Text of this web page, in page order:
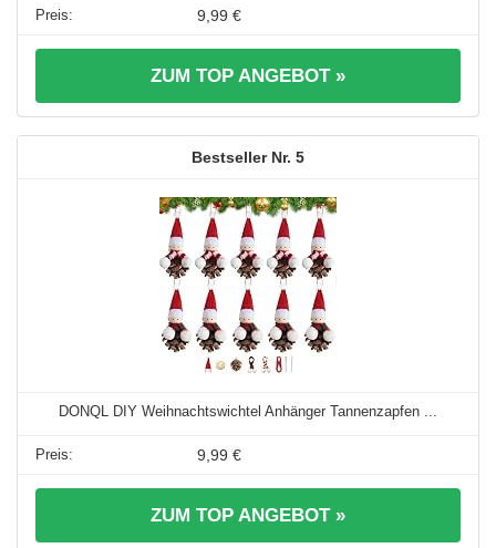
9,99 €
ZUM TOP ANGEBOT »
5
DONQL DIY Weihnachtswichtel Anhänger Tannenzapfen ...
9,99 €
ZUM TOP ANGEBOT »